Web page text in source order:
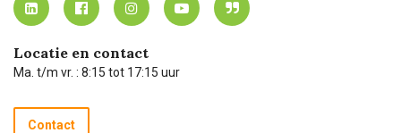
Carel Lurvink App
Hulp op afstand
Technische dienst
Recycle programma
Carel Lurvink Blog
Carel de podcast
Locatie en contact
Ma. t/m vr. : 8:15 tot 17:15 uur
Contact